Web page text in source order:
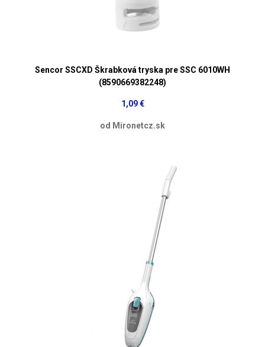
Sencor SSCXD Škrabková tryska pre SSC 6010WH
(8590669382248)
1,09 €
od Mironetcz.sk